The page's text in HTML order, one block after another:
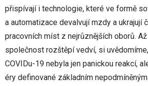
přispívají i technologie, které ve formě
a automatizace devalvují mzdy a ukrajují
pracovních míst z nejrůznějších oborů.
společnost rozštěpí vedví, si
COVIDu-19 nebyla jen panickou reakcí,
éry definované základním